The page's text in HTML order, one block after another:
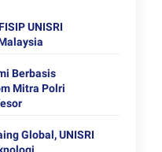
UNISRI
Berbasis
Mitra Polri
Global, UNISRI